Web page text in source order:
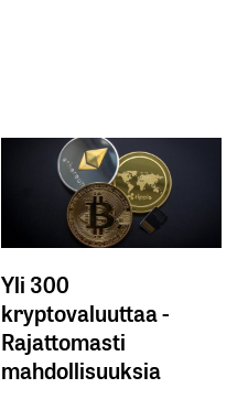
Yli 300
kryptovaluuttaa -
Rajattomasti
mahdollisuuksia